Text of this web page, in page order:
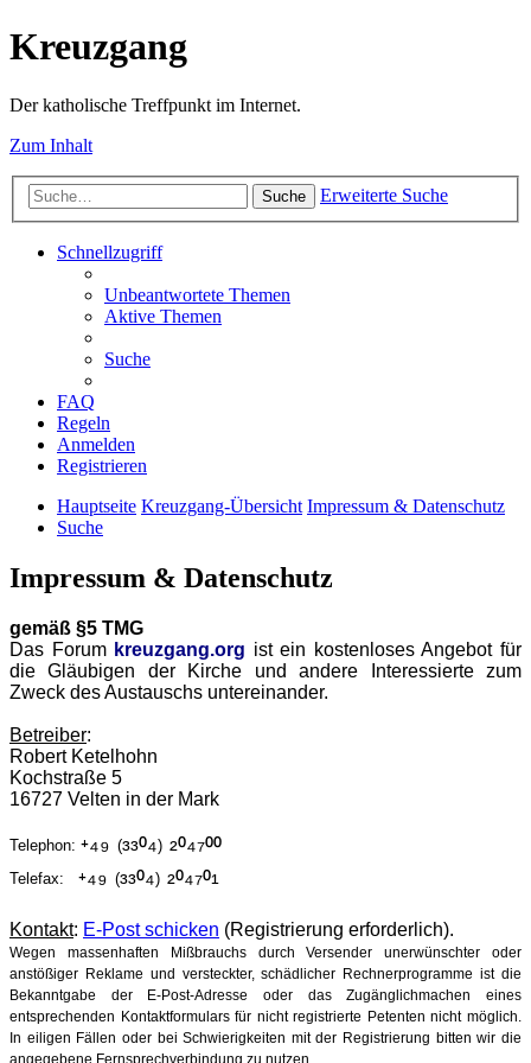
Kreuzgang
Der katholische Treffpunkt im Internet.
Zum Inhalt
Suche Erweiterte Suche
Schnellzugriff
Unbeantwortete Themen
Aktive Themen
Suche
FAQ
Regeln
Anmelden
Registrieren
Hauptseite Kreuzgang-Übersicht Impressum & Datenschutz
Suche
Impressum & Datenschutz
gemäß §5 TMG
Das Forum kreuzgang.org ist ein kostenloses Angebot für
die Gläubigen der Kirche und andere Interessierte zum
Zweck des Austauschs untereinander.
Betreiber:
Robert Ketelhohn
Kochstraße 5
16727 Velten in der Mark
Telephon: ⁺⁴⁹ (³³⁰⁴) ²⁰⁴⁷⁰⁰
Telefax: ⁺⁴⁹ (³³⁰⁴) ²⁰⁴⁷⁰¹
Kontakt: E-Post schicken (Registrierung erforderlich).
Wegen massenhaften Mißbrauchs durch Versender unerwünschter oder
anstößiger Reklame und versteckter, schädlicher Rechnerprogramme ist die
Bekanntgabe der E-Post-Adresse oder das Zugänglichmachen eines
entsprechenden Kontaktformulars für nicht registrierte Petenten nicht möglich.
In eiligen Fällen oder bei Schwierigkeiten mit der Registrierung bitten wir die
angegebene Fernsprechverbindung zu nutzen.